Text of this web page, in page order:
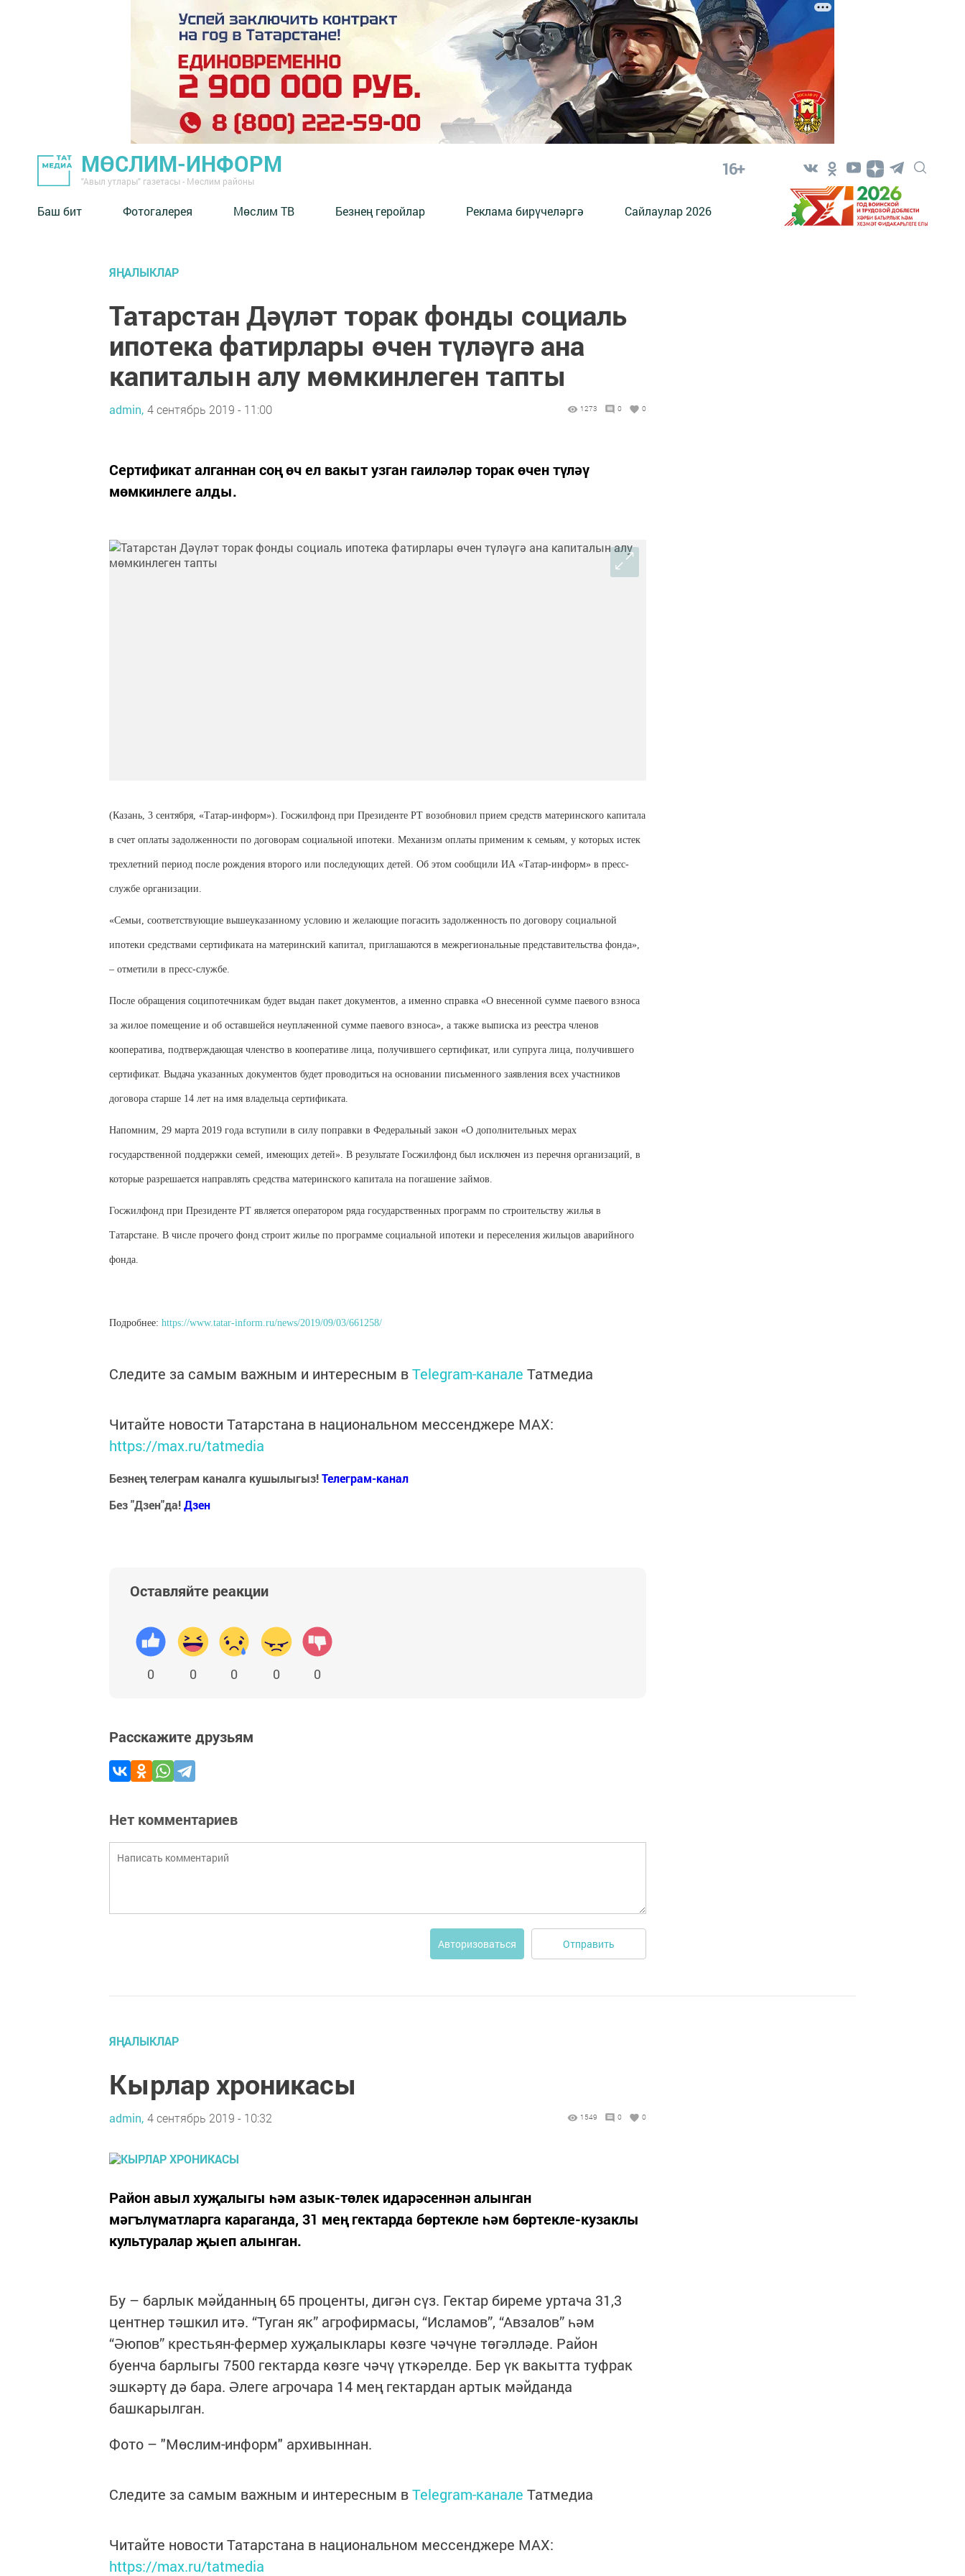
МӨСЛИМ-ИНФОРМ
"Авыл утлары" газетасы - Мөслим районы
16+
Баш бит Фотогалерея Мөслим ТВ Безнең геройлар Реклама бирүчеләргә Сайлаулар 2026
ЯҢАЛЫКЛАР
Татарстан Дәүләт торак фонды социаль
ипотека фатирлары өчен түләүгә ана
капиталын алу мөмкинлеген тапты
admin, 4 сентябрь 2019 - 11:00 1273 0 0
Сертификат алганнан соң өч ел вакыт узган гаиләләр торак өчен түләү
мөмкинлеге алды.
(Казань, 3 сентября, «Татар-информ»). Госжилфонд при Президенте РТ возобновил прием средств материнского капитала
в счет оплаты задолженности по договорам социальной ипотеки. Механизм оплаты применим к семьям, у которых истек
трехлетний период после рождения второго или последующих детей. Об этом сообщили ИА «Татар-информ» в пресс-
службе организации.
«Семьи, соответствующие вышеуказанному условию и желающие погасить задолженность по договору социальной
ипотеки средствами сертификата на материнский капитал, приглашаются в межрегиональные представительства фонда»,
– отметили в пресс-службе.
После обращения соципотечникам будет выдан пакет документов, а именно справка «О внесенной сумме паевого взноса
за жилое помещение и об оставшейся неуплаченной сумме паевого взноса», а также выписка из реестра членов
кооператива, подтверждающая членство в кооперативе лица, получившего сертификат, или супруга лица, получившего
сертификат. Выдача указанных документов будет проводиться на основании письменного заявления всех участников
договора старше 14 лет на имя владельца сертификата.
Напомним, 29 марта 2019 года вступили в силу поправки в Федеральный закон «О дополнительных мерах
государственной поддержки семей, имеющих детей». В результате Госжилфонд был исключен из перечня организаций, в
которые разрешается направлять средства материнского капитала на погашение займов.
Госжилфонд при Президенте РТ является оператором ряда государственных программ по строительству жилья в
Татарстане. В числе прочего фонд строит жилье по программе социальной ипотеки и переселения жильцов аварийного
фонда.
Подробнее: https://www.tatar-inform.ru/news/2019/09/03/661258/
Следите за самым важным и интересным вTelegram-канале Татмедиа
Читайте новости Татарстана в национальном мессенджере MАХ:
https://max.ru/tatmedia
Безнең телеграм каналга кушылыгыз!Телеграм-канал
Без "Дзен"да!Дзен
Оставляйте реакции
0 0 0 0 0
Расскажите друзьям
Нет комментариев
Авторизоваться Отправить
ЯҢАЛЫКЛАР
Кырлар хроникасы
admin, 4 сентябрь 2019 - 10:32 1549 0 0
Район авыл хуҗалыгы һәм азык-төлек идарәсеннән алынган
мәгълүматларга караганда, 31 мең гектарда бөртекле һәм бөртекле-кузаклы
культуралар җыеп алынган.
Бу – барлык мәйданның 65 проценты, дигән сүз. Гектар биреме уртача 31,3
центнер тәшкил итә. “Туган як” агрофирмасы, “Исламов”, “Авзалов” һәм
“Әюпов” крестьян-фермер хуҗалыклары көзге чәчүне төгәлләде. Район
буенча барлыгы 7500 гектарда көзге чәчү үткәрелде. Бер үк вакытта туфрак
эшкәртү дә бара. Әлеге агрочара 14 мең гектардан артык мәйданда
башкарылган.
Фото – "Мөслим-информ" архивыннан.
Следите за самым важным и интересным вTelegram-канале Татмедиа
Читайте новости Татарстана в национальном мессенджере MАХ:
https://max.ru/tatmedia